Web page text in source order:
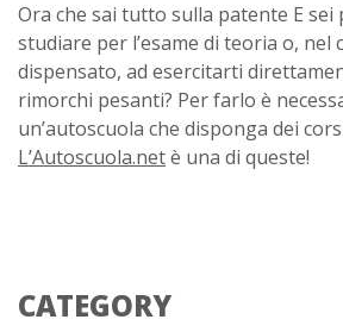
Ora che sai tutto sulla patente E
studiare per l’esame di teoria o, nel
dispensato, ad esercitarti
rimorchi pesanti? Per farlo è
un’autoscuola che disponga dei
L’Autoscuola.netè una di queste!
CATEGORY